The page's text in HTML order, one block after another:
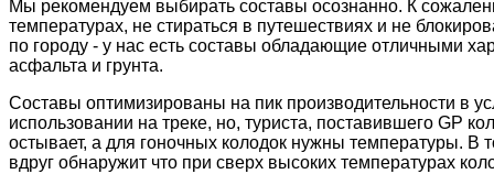
Мы рекомендуем выбирать составы осознанно. К
температурах, не стираться в путешествиях и не
по городу - у нас есть составы обладающие отличными
асфальта и грунта.
Составы оптимизированы на пик производительности в
использовании на треке, но, туриста, поставившего GP
остывает, а для гоночных колодок нужны температуры. В
вдруг обнаружит что при сверх высоких температурах